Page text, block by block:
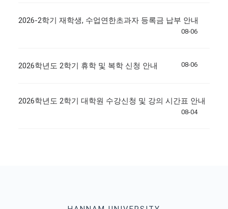
2026-2학기 재학생, 수업연한초과자 등록금 납부 안내
08-06
2026학년도 2학기 휴학 및 복학 신청 안내 08-06
2026학년도 2학기 대학원 수강신청 및 강의 시간표 안내
08-04